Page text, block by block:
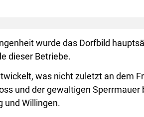
wurde das Dorfbild
dieser Betriebe.
was nicht zuletzt an dem
und der gewaltigen
und Willingen.